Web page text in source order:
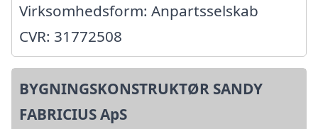
Virksomhedsform: Anpartsselskab
CVR: 31772508
BYGNINGSKONSTRUKTØR SANDY
FABRICIUS ApS